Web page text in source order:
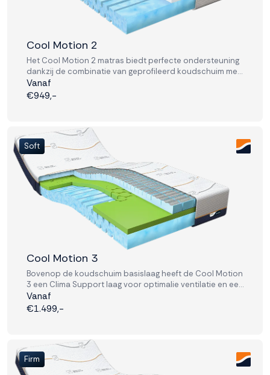
Weigeren
Cool Motion 2
Het Cool Motion 2 matras biedt perfecte ondersteuning
dankzij de combinatie van geprofileerd koudschuim met
een stevige toplaag van visco-elastisch schuim.
Vanaf
€949,-
Soft
Cool Motion 3
Bovenop de koudschuim basislaag heeft de Cool Motion
3 een Clima Support laag voor optimalie ventilatie en een
comfortabele toplaag van zacht traagschuim.
Vanaf
€1.499,-
Firm